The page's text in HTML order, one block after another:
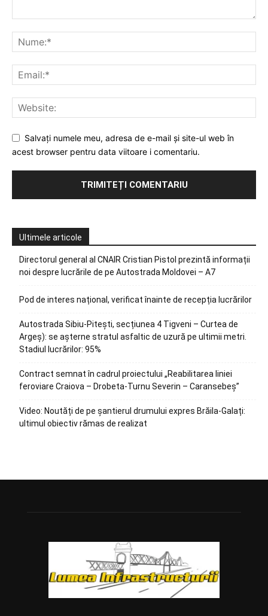
Salvați numele meu, adresa de e-mail și site-ul web în
acest browser pentru data viitoare i comentariu.
Ultimele articole
Directorul general al CNAIR Cristian Pistol prezintă informații
noi despre lucrările de pe Autostrada Moldovei – A7
Pod de interes național, verificat înainte de recepția lucrărilor
Autostrada Sibiu-Pitești, secțiunea 4 Tigveni – Curtea de
Argeș): se așterne stratul asfaltic de uzură pe ultimii metri.
Stadiul lucrărilor: 95%
Contract semnat în cadrul proiectului „Reabilitarea liniei
feroviare Craiova – Drobeta-Turnu Severin – Caransebeș”
Video: Noutăți de pe șantierul drumului expres Brăila-Galați:
ultimul obiectiv rămas de realizat